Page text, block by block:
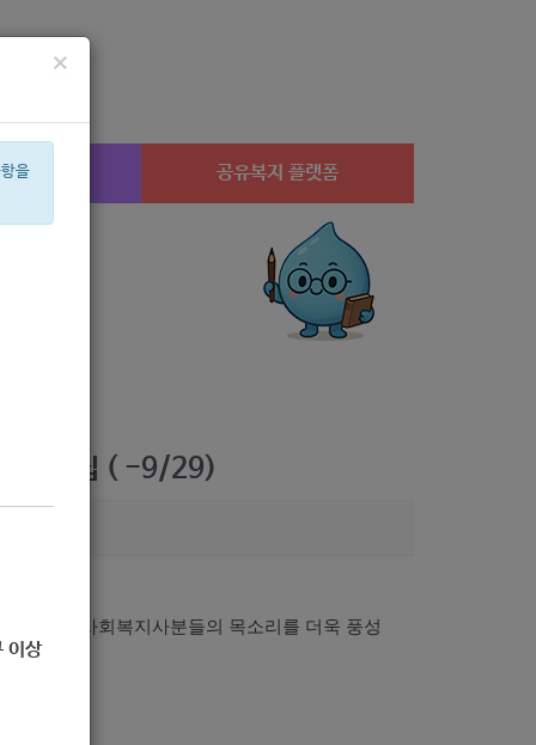
찾기 공유복지 플랫폼
신장 휠체어 수당
×
을
이상
공개 모집 ( -9/29)
을 통해 사회복지사분들의 목소리를 더욱 풍성